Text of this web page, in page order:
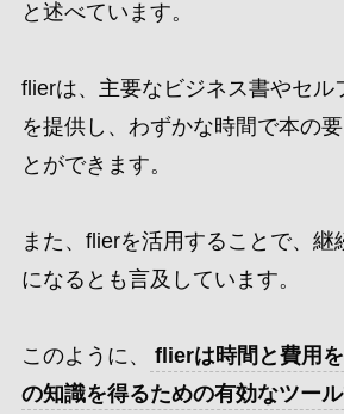
と述べています。
flierは、主要なビジネス書やセル
を提供し、わずかな時間で本の
とができます。
また、flierを活用することで、継
になるとも言及しています。
このように、
flierは時間と費用
の知識を得るための有効なツー